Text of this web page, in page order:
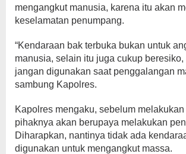
mengangkut manusia, karena itu akan
keselamatan penumpang.
“Kendaraan bak terbuka bukan untuk
manusia, selain itu juga cukup beresiko,
jangan digunakan saat penggalangan
sambung Kapolres.
Kapolres mengaku, sebelum
pihaknya akan berupaya melakukan
Diharapkan, nantinya tidak ada
digunakan untuk mengangkut massa.